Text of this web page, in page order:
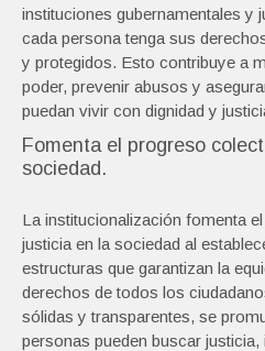
instituciones gubernamentales y
cada persona tenga sus
y protegidos. Esto contribuye a
poder, prevenir abusos y
puedan vivir con dignidad y
Fomenta el progreso
sociedad.
La institucionalización fomenta
justicia en la sociedad al
estructuras que garantizan la
derechos de todos los
sólidas y transparentes, se
personas pueden buscar